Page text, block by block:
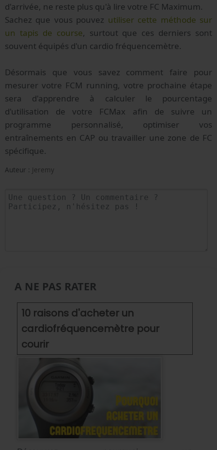
d'arrivée, ne reste plus qu'à lire votre FC Maximum.
Sachez que vous pouvez utiliser cette méthode sur
un tapis de course, surtout que ces derniers sont
souvent équipés d'un cardio fréquencemètre.
Désormais que vous savez comment faire pour
mesurer votre FCM running, votre prochaine étape
sera d'apprendre à calculer le pourcentage
d'utilisation de votre FCMax afin de suivre un
programme personnalisé, optimiser vos
entraînements en CAP ou travailler une zone de FC
spécifique.
Auteur : Jeremy
A NE PAS RATER
10 raisons d'acheter un
cardiofréquencemètre pour
courir